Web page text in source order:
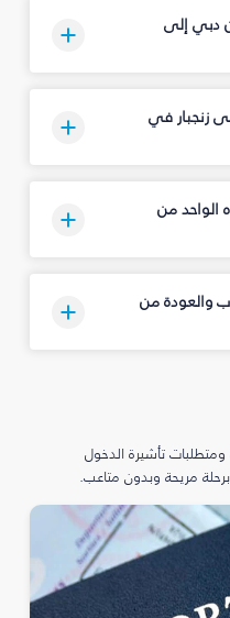
دبي إلى
زنجبار في
الواحد من
والعودة من
تأشيرة الدخول
مريحة وبدون متاعب.